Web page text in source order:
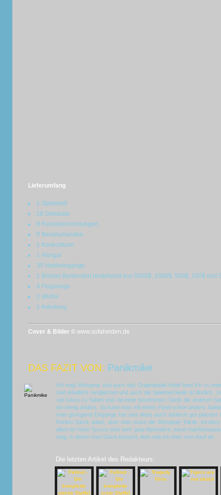
Lieferumfang
1 Spielbrett
28 Gebäude
8 Freizeiteinrichtungen
8 Besitzurkunden
1 Kontrollturm
1 Hangar
30 Hoteleingänge
1 Bündel Banknoten bestehend aus 5000$, 1000$, 500$, 100$ und
4 Flugzeuge
2 Würfel
1 Anleitung
Cover & Bilder © www.sofahelden.de
DAS FAZIT VON: Panikmike
Ich mag Monopolyund auch das OriginalspielHotelfand ich zu
man inhaltlich vergleichen und auch die Spielmechanik ist ähnlich.
viel Glück zu haben und mit einer bestimmten Taktik die anderen
ein wenig anders. So kann man mit einem Hotel schon andere
man genügend Eingänge hat und diese auch taktisch gut
Portion Glück dabei, aber man muss die Monopoly-Taktik,
allem ist Hotel Tycoon eine sehr gute Alternative, wenn man
mag, in denen man Glück braucht, dem rate ich eher vom Kauf ab.
Die letzten Artikel des Redakteurs: